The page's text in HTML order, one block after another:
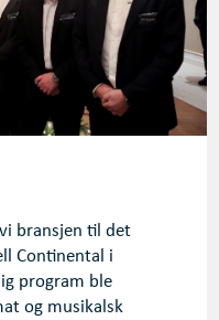
bransjen til det
Continental i
program ble
og musikalsk